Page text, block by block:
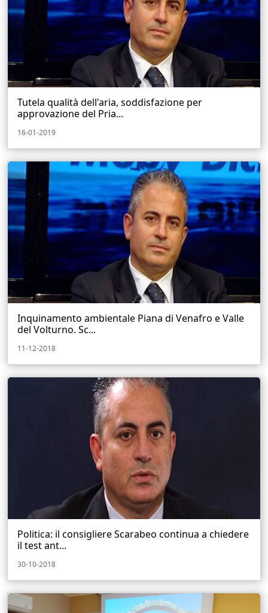
Tutela qualità dell'aria, soddisfazione per
approvazione del Pria...
16-01-2019
Inquinamento ambientale Piana di Venafro e Valle
del Volturno. Sc...
11-12-2018
Politica: il consigliere Scarabeo continua a chiedere
il test ant...
30-10-2018